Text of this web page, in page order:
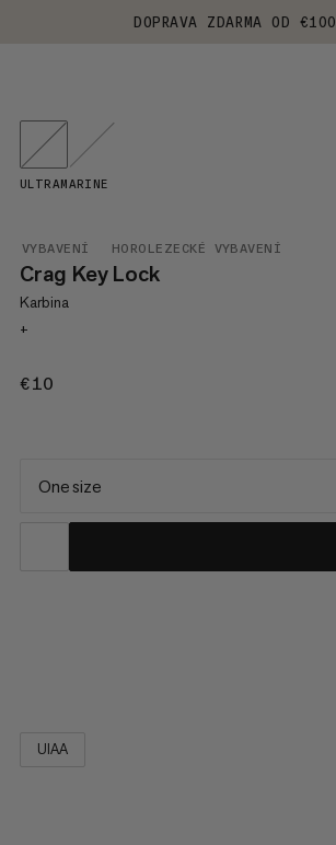
DOPRAVA ZDARMA OD €100
VYBAVENÍ HOROLEZECKÉ VYBAVENÍ
Crag Key Lock
Karbina
+
€10
ULTRAMARINE
One size
UIAA